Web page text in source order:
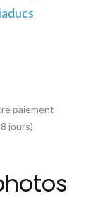
paiement
jours)